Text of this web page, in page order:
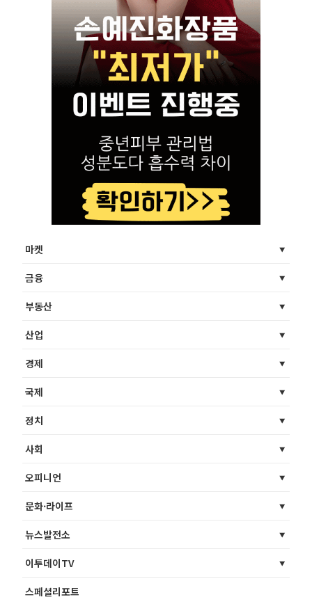
마켓
금융
부동산
산업
경제
국제
정치
사회
오피니언
문화·라이프
뉴스발전소
이투데이TV
스페셜리포트